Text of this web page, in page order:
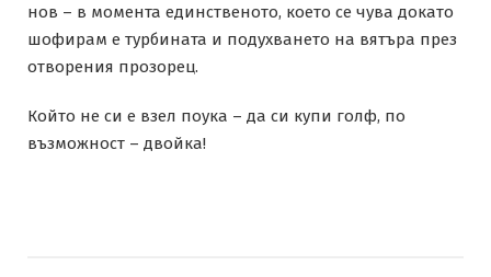
нов – в момента единственото, което се чува докато
шофирам е турбината и подухването на вятъра през
отворения прозорец.
Който не си е взел поука – да си купи голф, по
възможност – двойка!